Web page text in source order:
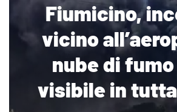
Fiumicino,
vicino
nube di
visibile in